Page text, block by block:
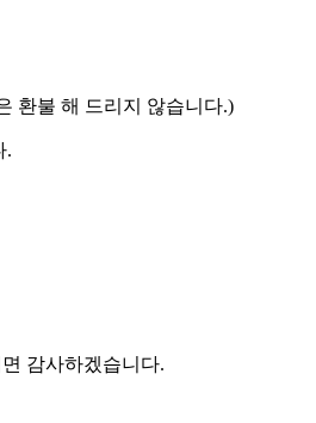
환불 해 드리지 않습니다.)
.
감사하겠습니다.